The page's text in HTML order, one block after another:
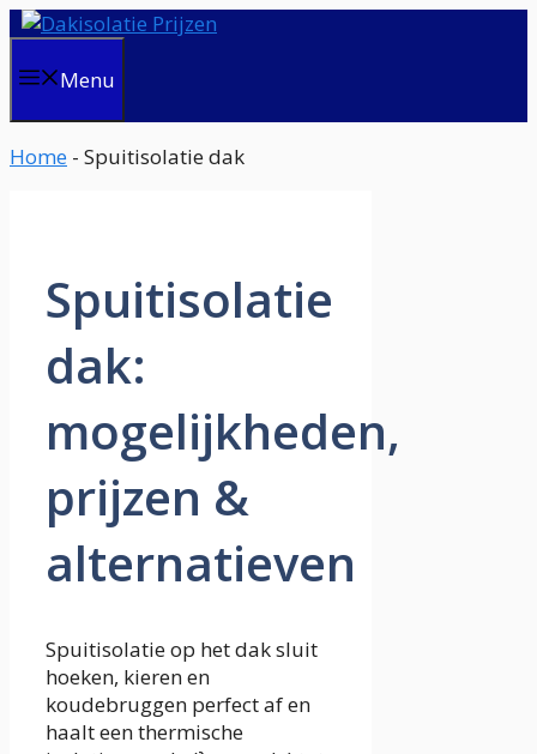
Ga
de
Menu
Home - Spuitisolatie dak
Spuitisolatie
dak:
mogelijkheden,
prijzen &
alternatieven
Spuitisolatie op het dak sluit
hoeken, kieren en
koudebruggen perfect af en
haalt een thermische